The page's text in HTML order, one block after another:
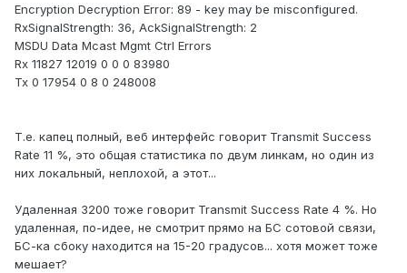
Encryption Decryption Error: 89 - key may be misconfigured.
RxSignalStrength: 36, AckSignalStrength: 2
MSDU Data Mcast Mgmt Ctrl Errors
Rx 11827 12019 0 0 0 83980
Tx 0 17954 0 8 0 248008
Т.е. капец полный, веб интерфейс говорит Transmit Success
Rate 11 %, это общая статистика по двум линкам, но один из
них локальный, неплохой, а этот...
Удаленная 3200 тоже говорит Transmit Success Rate 4 %. Но
удаленная, по-идее, не смотрит прямо на БС сотовой связи,
БС-ка сбоку находится на 15-20 градусов... хотя может тоже
мешает?